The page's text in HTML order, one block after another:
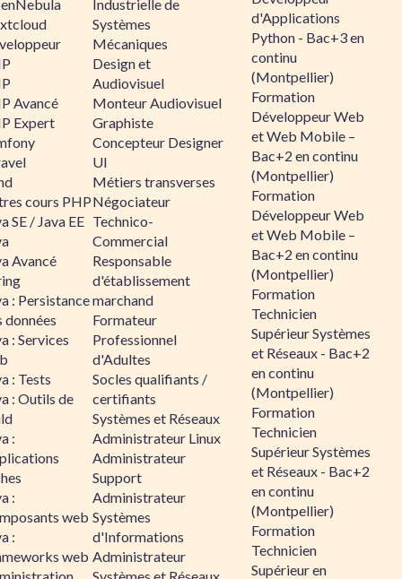
Avancé
Expert
cours PHP
SE / Java EE
Avancé
: Persistance
données
: Services
: Tests
: Outils de
:
:
web
:
web
Industrielle de
Systèmes
Mécaniques
Design et
Audiovisuel
Monteur Audiovisuel
Graphiste
Concepteur Designer
UI
Métiers transverses
Négociateur
Technico-
Commercial
Responsable
d'établissement
marchand
Formateur
Professionnel
d'Adultes
Socles qualifiants /
certifiants
Systèmes et Réseaux
Administrateur Linux
Administrateur
Support
Administrateur
Systèmes
d'Informations
Administrateur
d'Applications
Python - Bac+3 en
continu
(Montpellier)
Formation
Développeur Web
et Web Mobile –
Bac+2 en continu
(Montpellier)
Formation
Développeur Web
et Web Mobile –
Bac+2 en continu
(Montpellier)
Formation
Technicien
Supérieur Systèmes
et Réseaux - Bac+2
en continu
(Montpellier)
Formation
Technicien
Supérieur Systèmes
et Réseaux - Bac+2
en continu
(Montpellier)
Formation
Technicien
Supérieur en